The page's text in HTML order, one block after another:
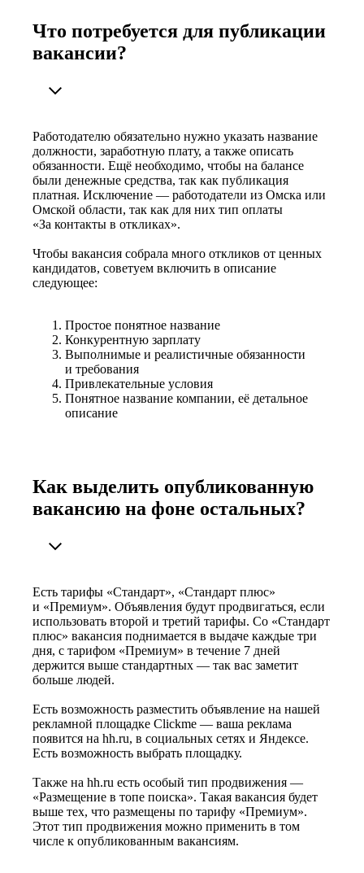
Что потребуется для публикации
вакансии?
Работодателю обязательно нужно указать название
должности, заработную плату, а также описать
обязанности. Ещё необходимо, чтобы на балансе
были денежные средства, так как публикация
платная. Исключение — работодатели из Омска или
Омской области, так как для них тип оплаты
«За контакты в откликах».
Чтобы вакансия собрала много откликов от ценных
кандидатов, советуем включить в описание
следующее:
Простое понятное название
Конкурентную зарплату
Выполнимые и реалистичные обязанности
и требования
Привлекательные условия
Понятное название компании, её детальное
описание
Как выделить опубликованную
вакансию на фоне остальных?
Есть тарифы «Стандарт», «Стандарт плюс»
и «Премиум». Объявления будут продвигаться, если
использовать второй и третий тарифы. Со «Стандарт
плюс» вакансия поднимается в выдаче каждые три
дня, с тарифом «Премиум» в течение 7 дней
держится выше стандартных — так вас заметит
больше людей.
Есть возможность разместить объявление на нашей
рекламной площадке Clickme — ваша реклама
появится на hh.ru, в социальных сетях и Яндексе.
Есть возможность выбрать площадку.
Также на hh.ru есть особый тип продвижения —
«Размещение в топе поиска». Такая вакансия будет
выше тех, что размещены по тарифу «Премиум».
Этот тип продвижения можно применить в том
числе к опубликованным вакансиям.